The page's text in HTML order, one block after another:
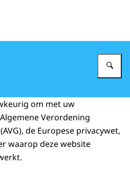
om met uw
Verordening
de Europese privacywet,
waarop deze website